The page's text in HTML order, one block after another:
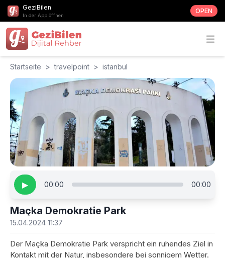
GeziBilen
In der App öffnen
OPEN
Startseite > travelpoint > istanbul
▶ 00:00 00:00
Maçka Demokratie Park
15.04.2024 11:37
Der Maçka Demokratie Park verspricht ein ruhendes Ziel in
Kontakt mit der Natur, insbesondere bei sonnigem Wetter.